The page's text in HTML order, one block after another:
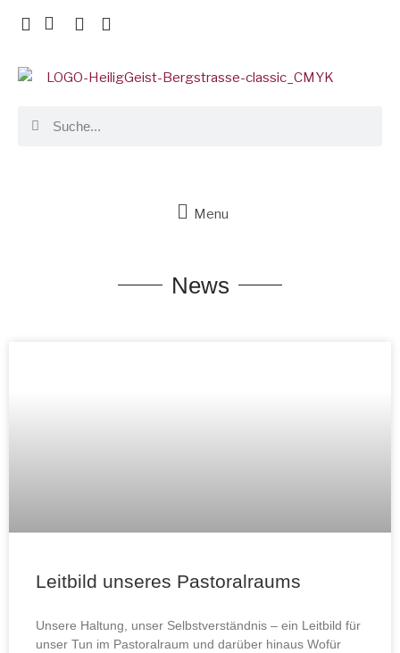
Menu
News
Leitbild unseres Pastoralraums
Unsere Haltung, unser Selbstverständnis – ein Leitbild für
unser Tun im Pastoralraum und darüber hinaus Wofür